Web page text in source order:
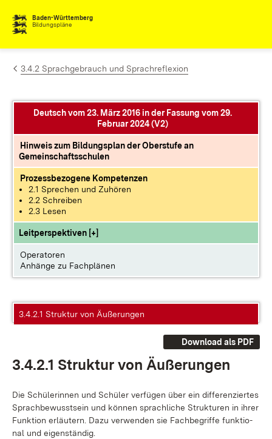
Zum Inhalt springen
Baden-Württemberg
Bildungspläne
3.4.2 Sprachgebrauch und Sprachreflexion
Deutsch vom 23. März 2016 in der Fassung vom 29.
Februar 2024 (V2)
Hinweis zum Bildungsplan der Oberstufe an
Gemeinschaftsschulen
Prozessbezogene Kompetenzen
2.1 Sprechen und Zuhören
2.2 Schreiben
2.3 Lesen
Leitperspektiven [+]
Operatoren
Anhänge zu Fachplänen
3.4.2.1 Struktur von Äußerungen
Download als PDF
3.4.2.1 Struk­tur von Äu­ße­run­gen
Die Schü­le­rin­nen und Schü­ler ver­fü­gen über ein dif­fe­ren­zier­tes
Sprach­be­wusst­sein und kön­nen sprach­li­che Struk­tu­ren in ih­rer
Funk­ti­on er­läu­tern. Da­zu ver­wen­den sie Fach­be­grif­fe funk­tio­
nal und ei­gen­stän­dig.